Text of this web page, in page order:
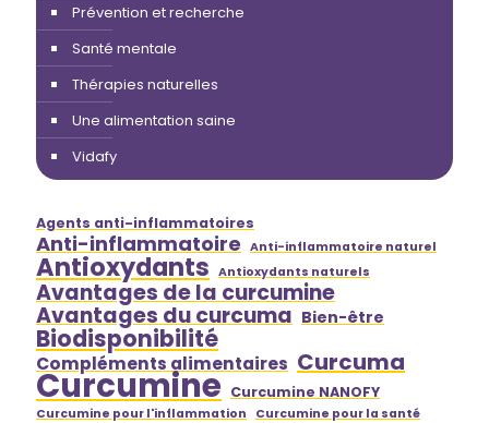
Prévention et recherche
Santé mentale
Thérapies naturelles
Une alimentation saine
Vidafy
Agents anti-inflammatoires
Anti-inflammatoire Anti-inflammatoire naturel
Antioxydants Antioxydants naturels
Avantages de la curcumine
Avantages du curcuma Bien-être
Biodisponibilité
Compléments alimentaires Curcuma
Curcumine Curcumine NANOFY
Curcumine pour l'inflammation Curcumine pour la santé